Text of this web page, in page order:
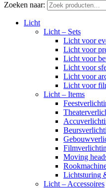
Zoeken naar:
Licht
Licht – Sets
Licht voor
Licht voor
Licht voor
Licht voor
Licht voor
Licht voor
Licht – Items
Moving
Lichtsturing
Licht – Accessoires